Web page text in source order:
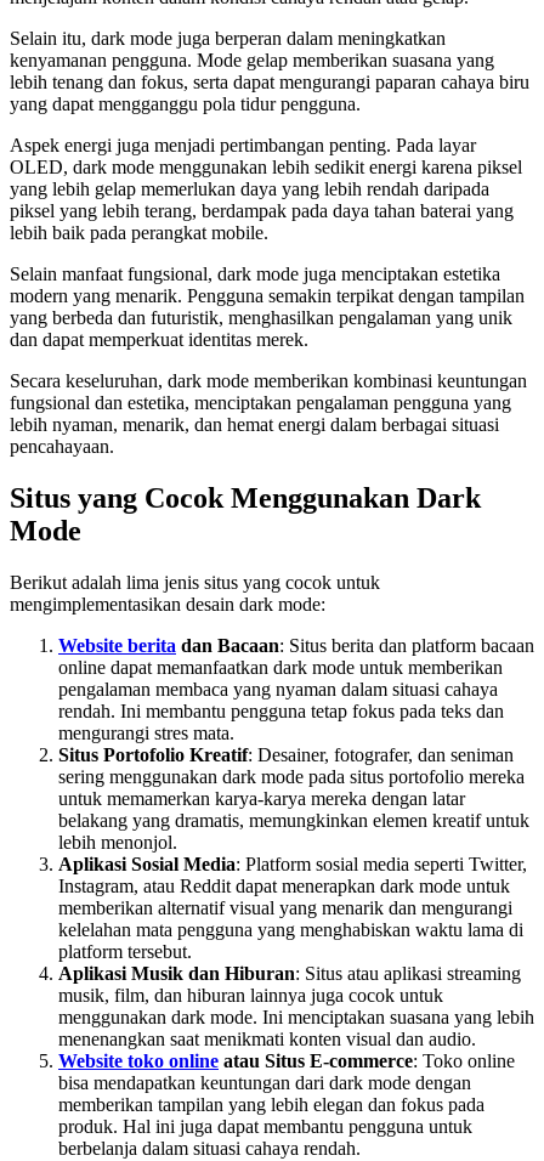
Selain itu, dark mode juga berperan dalam meningkatkan
kenyamanan pengguna. Mode gelap memberikan suasana yang
lebih tenang dan fokus, serta dapat mengurangi paparan cahaya biru
yang dapat mengganggu pola tidur pengguna.
Aspek energi juga menjadi pertimbangan penting. Pada layar
OLED, dark mode menggunakan lebih sedikit energi karena piksel
yang lebih gelap memerlukan daya yang lebih rendah daripada
piksel yang lebih terang, berdampak pada daya tahan baterai yang
lebih baik pada perangkat mobile.
Selain manfaat fungsional, dark mode juga menciptakan estetika
modern yang menarik. Pengguna semakin terpikat dengan tampilan
yang berbeda dan futuristik, menghasilkan pengalaman yang unik
dan dapat memperkuat identitas merek.
Secara keseluruhan, dark mode memberikan kombinasi keuntungan
fungsional dan estetika, menciptakan pengalaman pengguna yang
lebih nyaman, menarik, dan hemat energi dalam berbagai situasi
pencahayaan.
Situs yang Cocok Menggunakan Dark
Mode
Berikut adalah lima jenis situs yang cocok untuk
mengimplementasikan desain dark mode:
Website berita dan Bacaan: Situs berita dan platform bacaan
online dapat memanfaatkan dark mode untuk memberikan
pengalaman membaca yang nyaman dalam situasi cahaya
rendah. Ini membantu pengguna tetap fokus pada teks dan
mengurangi stres mata.
Situs Portofolio Kreatif: Desainer, fotografer, dan seniman
sering menggunakan dark mode pada situs portofolio mereka
untuk memamerkan karya-karya mereka dengan latar
belakang yang dramatis, memungkinkan elemen kreatif untuk
lebih menonjol.
Aplikasi Sosial Media: Platform sosial media seperti Twitter,
Instagram, atau Reddit dapat menerapkan dark mode untuk
memberikan alternatif visual yang menarik dan mengurangi
kelelahan mata pengguna yang menghabiskan waktu lama di
platform tersebut.
Aplikasi Musik dan Hiburan: Situs atau aplikasi streaming
musik, film, dan hiburan lainnya juga cocok untuk
menggunakan dark mode. Ini menciptakan suasana yang lebih
menenangkan saat menikmati konten visual dan audio.
Website toko online atau Situs E-commerce: Toko online
bisa mendapatkan keuntungan dari dark mode dengan
memberikan tampilan yang lebih elegan dan fokus pada
produk. Hal ini juga dapat membantu pengguna untuk
berbelanja dalam situasi cahaya rendah.